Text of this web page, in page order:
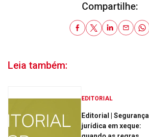
Compartilhe:
Leia também:
EDITORIAL
Editorial | Segurança
jurídica em xeque: